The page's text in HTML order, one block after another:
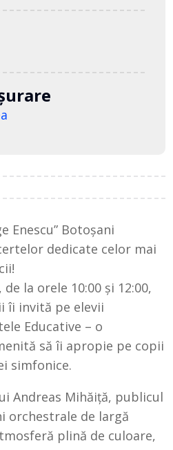
Enescu” Botoșani
dedicate celor mai
la orele 10:00 și 12:00,
îi invită pe elevii
Educative – o
să îi apropie pe copii
simfonice.
Andreas Mihăiță, publicul
orchestrale de largă
plină de culoare,